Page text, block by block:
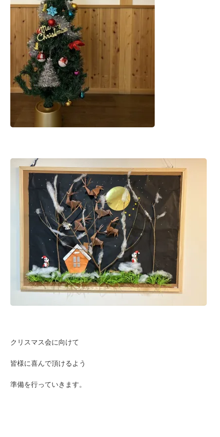
クリスマス会に向けて
皆様に喜んで頂けるよう
準備を行っていきます。